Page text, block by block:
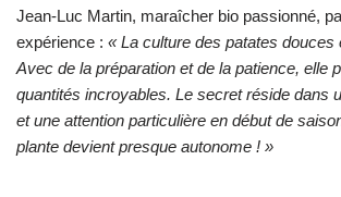
Jean-Luc Martin, maraîcher bio passionné,
expérience : « La culture des patates douces
Avec de la préparation et de la patience, elle
quantités incroyables. Le secret réside dans
et une attention particulière en début de
plante devient presque autonome ! »